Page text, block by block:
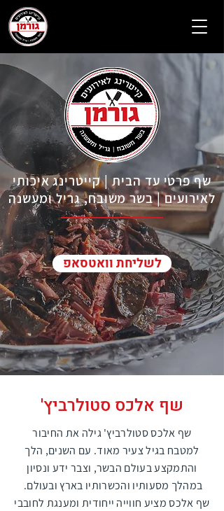
שף פרטי עד הבית | קייטרינג איכותי
לאירועים | בשר משובח, גריל ומעשנה
לשליחת וואטסאפ
שף אלכס סטולרביץ'
שף אלכס סטולרביץ' גילה את החיבור
למטבח בגיל צעיר מאוד. עם השנים, הלך
והתמקצע בעולם הבשר, וצבר ידע ונסיון
במהלך מסעותיו והכשרותיו בארץ ובעולם.
שף אלכס מציע חווייה ייחודית ומענגת לחובבי